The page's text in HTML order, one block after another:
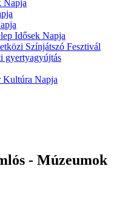
Napja
Idősek Napja
Színjátszó Fesztivál
gyertyagyújtás
Kultúra Napja
- Múzeumok